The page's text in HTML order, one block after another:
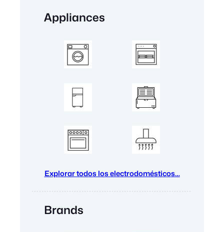
Appliances
Explorar todos los electrodomésticos…
Brands